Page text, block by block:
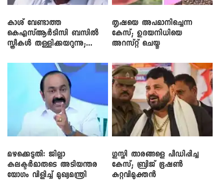
കാശ് വേണ്ടാത്ത
കെഎസ്ആർടിസി ബസിൽ
സ്ത്രീകൾ തള്ളിക്കയറുന്നു;
തൃഷയെ അപമാനിച്ചെന്ന
കേസ്; ഉദയനിധിയെ
അറസ്റ്റ് ചെയ്തു
മഴക്കെടുതി: ജില്ലാ
കലക്ടർമാരുടെ അടിയന്തര
യോഗം വിളിച്ച് മുഖ്യമന്ത്രി
​ഗുസ്തി താരങ്ങളെ പീഡിപ്പിച്ച
കേസ്; ബ്രിജ് ഭൂഷൺ
കുറ്റവിമുക്തൻ